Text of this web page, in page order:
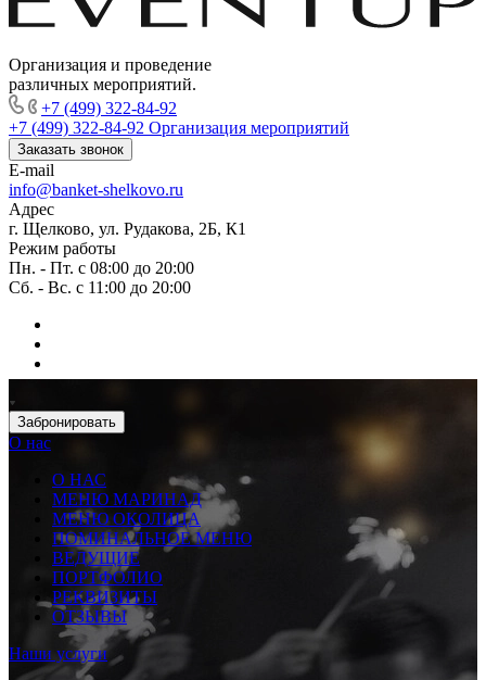
Организация и проведение
различных мероприятий.
+7 (499) 322-84-92
+7 (499) 322-84-92 Организация мероприятий
Заказать звонок
E-mail
info@banket-shelkovo.ru
Адрес
г. Щелково, ул. Рудакова, 2Б, К1
Режим работы
Пн. - Пт. с 08:00 до 20:00
Сб. - Вс. с 11:00 до 20:00
Забронировать
О нас
О НАС
МЕНЮ МАРИНАД
МЕНЮ ОКОЛИЦА
ПОМИНАЛЬНОЕ МЕНЮ
ВЕДУЩИЕ
ПОРТФОЛИО
РЕКВИЗИТЫ
ОТЗЫВЫ
Наши услуги